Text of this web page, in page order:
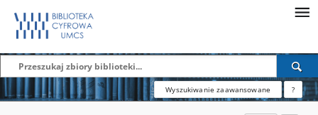
Wyszukiwanie zaawansowane ?